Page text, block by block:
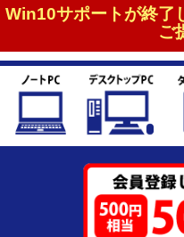
Win10サポートが終了
ご